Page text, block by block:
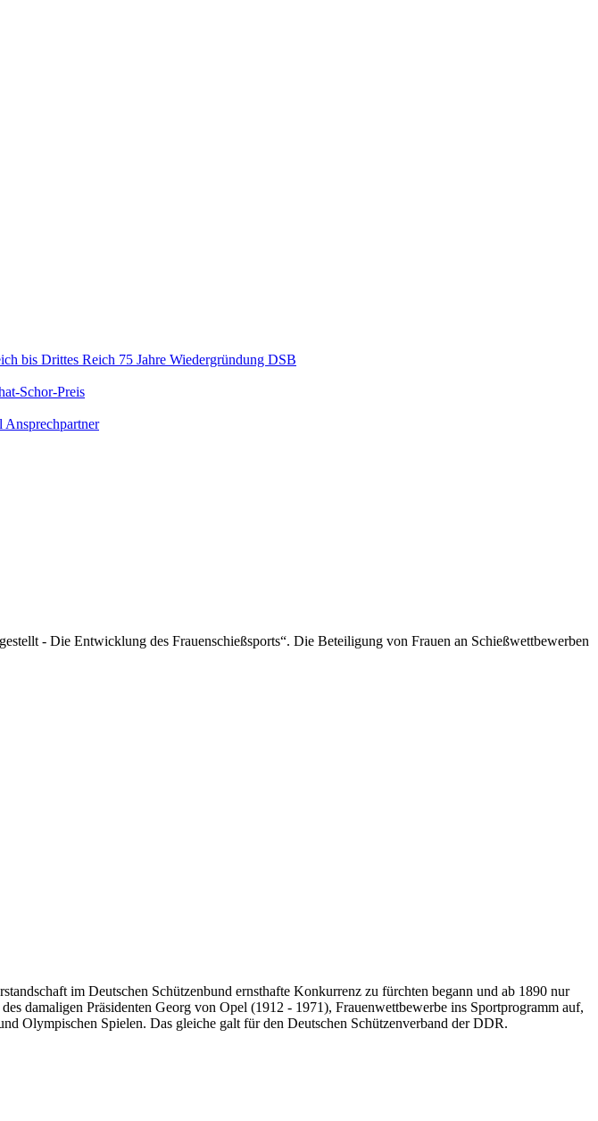
bis Drittes Reich 75 Jahre Wiedergründung DSB
Schor-Preis
Ansprechpartner
- Die Entwicklung des Frauenschießsports“. Die Beteiligung von Frauen an Schießwettbewerben
im Deutschen Schützenbund ernsthafte Konkurrenz zu fürchten begann und ab 1890 nur
damaligen Präsidenten Georg von Opel (1912 - 1971), Frauenwettbewerbe ins Sportprogramm auf,
Olympischen Spielen. Das gleiche galt für den Deutschen Schützenverband der DDR.